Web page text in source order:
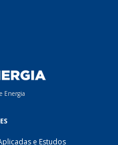
Energia
e Estudos